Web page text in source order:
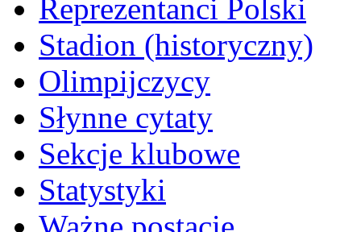
Reprezentanci Polski
Stadion (historyczny)
Olimpijczycy
Słynne cytaty
Sekcje klubowe
Statystyki